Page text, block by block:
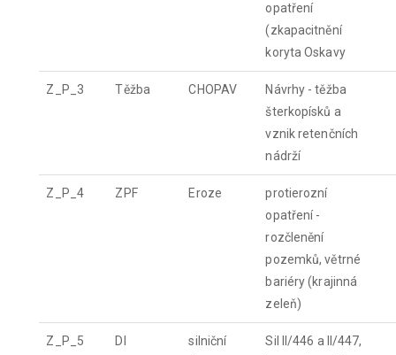
opatření
(zkapacitnění
koryta Oskavy
Z_P_3 Těžba CHOPAV
Návrhy - těžba
šterkopísků a
vznik retenčních
nádrží
Z_P_4 ZPF Eroze
protierozní
opatření -
rozčlenění
pozemků, větrné
bariéry (krajinná
zeleň)
Z_P_5 DI
silniční
Sil II/446 a II/447,